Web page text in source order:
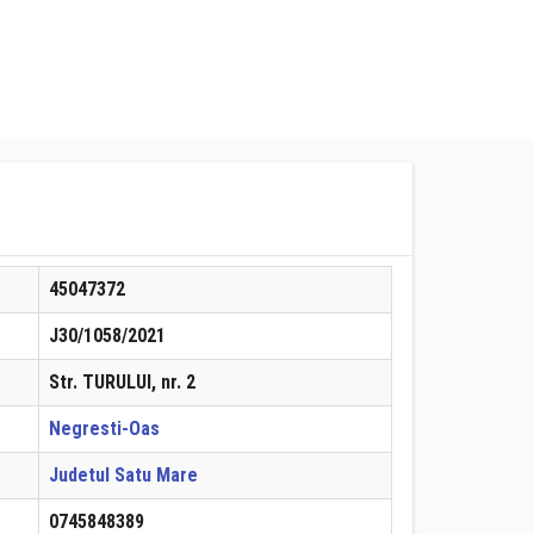
45047372
J30/1058/2021
Str. TURULUI, nr. 2
Negresti-Oas
Judetul Satu Mare
0745848389